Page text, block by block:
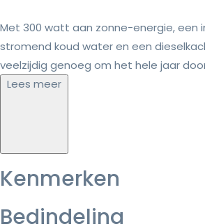
Met 300 watt aan zonne-energie, een
stromend koud water en een
veelzijdig genoeg om het hele jaar
Lees meer
Kenmerken
Bedindeling